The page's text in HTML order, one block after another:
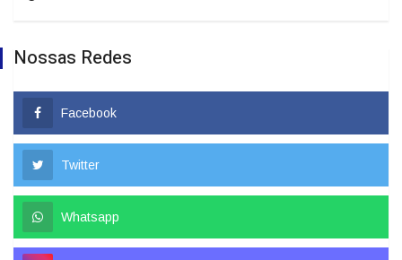
Nossas Redes
Facebook
Twitter
Whatsapp